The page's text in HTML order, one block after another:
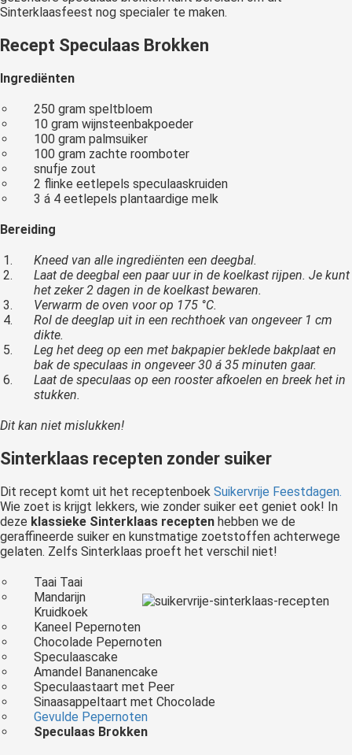
Sinterklaasfeest nog specialer te maken.
Recept Speculaas Brokken
Ingrediënten
250 gram speltbloem
10 gram wijnsteenbakpoeder
100 gram palmsuiker
100 gram zachte roomboter
snufje zout
2 flinke eetlepels speculaaskruiden
3 á 4 eetlepels plantaardige melk
Bereiding
Kneed van alle ingrediënten een deegbal.
Laat de deegbal een paar uur in de koelkast rijpen. Je kunt
het zeker 2 dagen in de koelkast bewaren.
Verwarm de oven voor op 175 °C.
Rol de deeglap uit in een rechthoek van ongeveer 1 cm
dikte.
Leg het deeg op een met bakpapier beklede bakplaat en
bak de speculaas in ongeveer 30 á 35 minuten gaar.
Laat de speculaas op een rooster afkoelen en breek het in
stukken.
Dit kan niet mislukken!
Sinterklaas recepten zonder suiker
Dit recept komt uit het receptenboek Suikervrije Feestdagen.
Wie zoet is krijgt lekkers, wie zonder suiker eet geniet ook! In
deze klassieke Sinterklaas recepten hebben we de
geraffineerde suiker en kunstmatige zoetstoffen achterwege
gelaten. Zelfs Sinterklaas proeft het verschil niet!
Taai Taai
Mandarijn
Kruidkoek
Kaneel Pepernoten
Chocolade Pepernoten
Speculaascake
Amandel Bananencake
Speculaastaart met Peer
Sinaasappeltaart met Chocolade
Gevulde Pepernoten
Speculaas Brokken